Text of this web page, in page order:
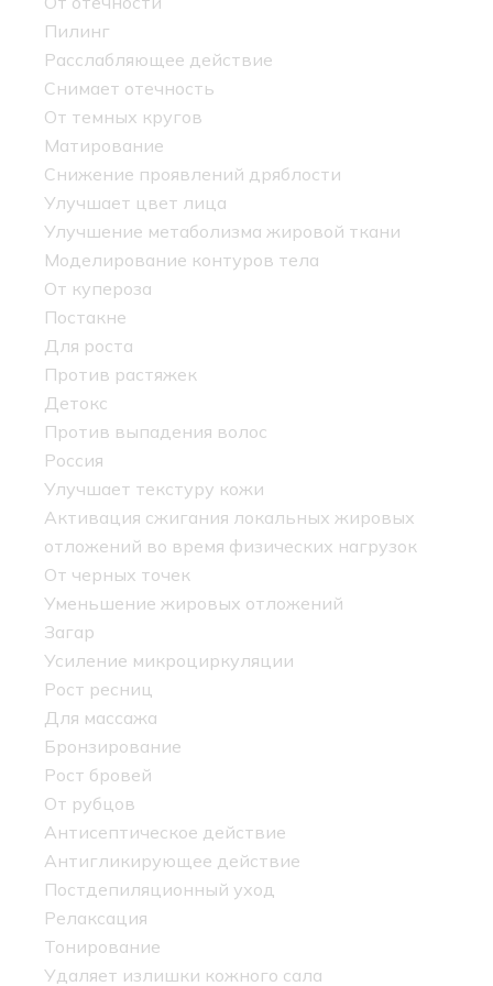
Пилинг
Расслабляющее действие
Снимает отечность
От темных кругов
Матирование
Снижение проявлений дряблости
Улучшает цвет лица
Улучшение метаболизма жировой ткани
Моделирование контуров тела
От купероза
Постакне
Для роста
Против растяжек
Детокс
Против выпадения волос
Россия
Улучшает текстуру кожи
Активация сжигания локальных жировых
отложений во время физических нагрузок
От черных точек
Уменьшение жировых отложений
Загар
Усиление микроциркуляции
Рост ресниц
Для массажа
Бронзирование
Рост бровей
От рубцов
Антисептическое действие
Антигликирующее действие
Постдепиляционный уход
Релаксация
Тонирование
Удаляет излишки кожного сала